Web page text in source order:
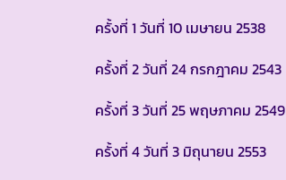
ครั้งที่ 1 วันที่ 10 เมษายน 2538
ครั้งที่ 2 วันที่ 24 กรกฎาคม 2543
ครั้งที่ 3 วันที่ 25 พฤษภาคม 2549
ครั้งที่ 4 วันที่ 3 มิถุนายน 2553